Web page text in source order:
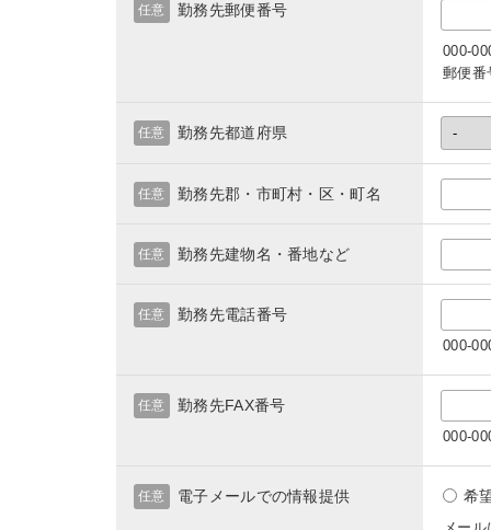
勤務先郵便番号
任意
000-
郵便番
勤務先都道府県
任意
勤務先郡・市町村・区・町名
任意
勤務先建物名・番地など
任意
勤務先電話番号
任意
000-
勤務先FAX番号
任意
000-
電子メールでの情報提供
任意 希